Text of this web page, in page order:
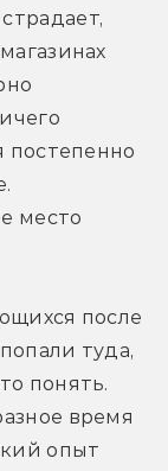
постепенно
место
после
туда,
понять.
время
опыт